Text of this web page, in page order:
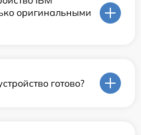
оригинальными
готово?